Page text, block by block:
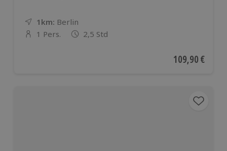
1km: Entfernung
Standort
Berlin
Anzahl der Teilnehmer
1 Pers. 2,5 Std
Aktueller Preis
109,90 €